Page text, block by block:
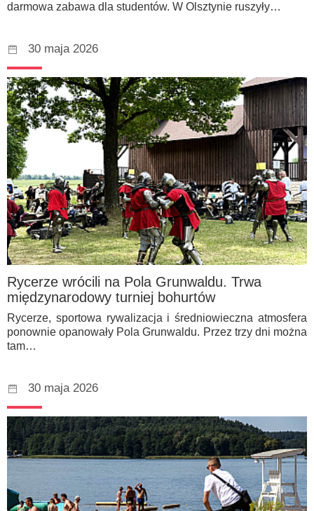
darmowa zabawa dla studentów. W Olsztynie ruszyły…
30 maja 2026
Rycerze wrócili na Pola Grunwaldu. Trwa
międzynarodowy turniej bohurtów
Rycerze, sportowa rywalizacja i średniowieczna atmosfera
ponownie opanowały Pola Grunwaldu. Przez trzy dni można
tam…
30 maja 2026